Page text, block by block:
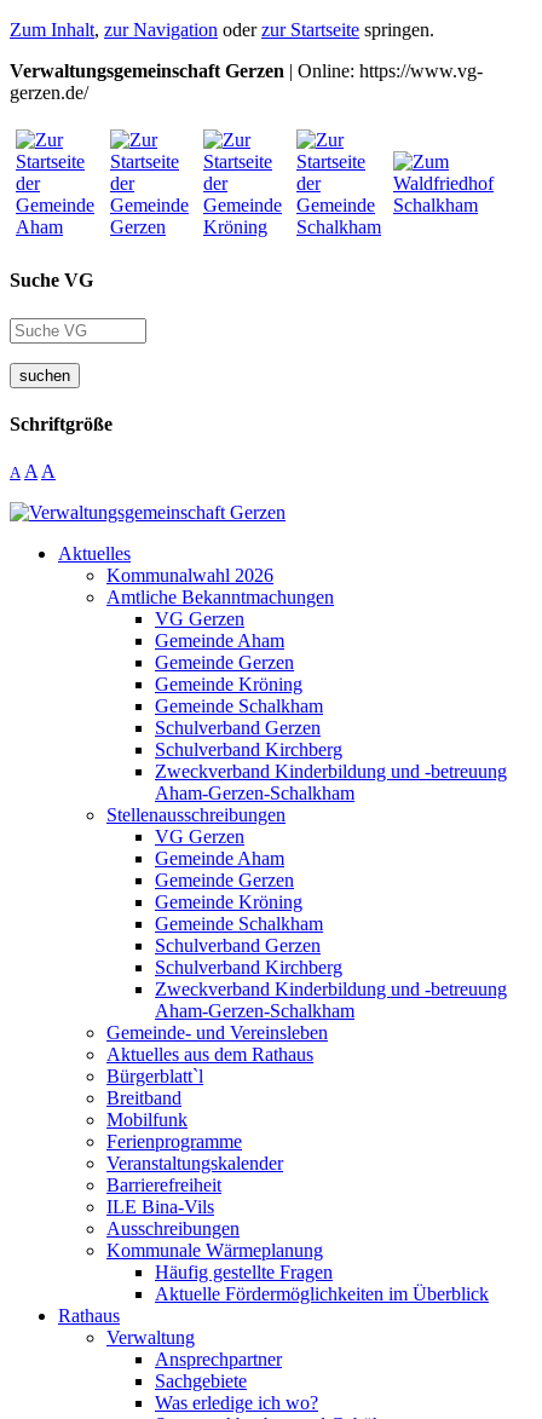
Zum Inhalt, zur Navigation oderzur Startseite springen.
Verwaltungsgemeinschaft Gerzen | Online: https://www.vg-
gerzen.de/
Suche VG
suchen
Schriftgröße
A A A
Aktuelles
Kommunalwahl 2026
Amtliche Bekanntmachungen
VG Gerzen
Gemeinde Aham
Gemeinde Gerzen
Gemeinde Kröning
Gemeinde Schalkham
Schulverband Gerzen
Schulverband Kirchberg
Zweckverband Kinderbildung und -betreuung
Aham-Gerzen-Schalkham
Stellenausschreibungen
VG Gerzen
Gemeinde Aham
Gemeinde Gerzen
Gemeinde Kröning
Gemeinde Schalkham
Schulverband Gerzen
Schulverband Kirchberg
Zweckverband Kinderbildung und -betreuung
Aham-Gerzen-Schalkham
Gemeinde- und Vereinsleben
Aktuelles aus dem Rathaus
Bürgerblatt`l
Breitband
Mobilfunk
Ferienprogramme
Veranstaltungskalender
Barrierefreiheit
ILE Bina-Vils
Ausschreibungen
Kommunale Wärmeplanung
Häufig gestellte Fragen
Aktuelle Fördermöglichkeiten im Überblick
Rathaus
Verwaltung
Ansprechpartner
Sachgebiete
Was erledige ich wo?